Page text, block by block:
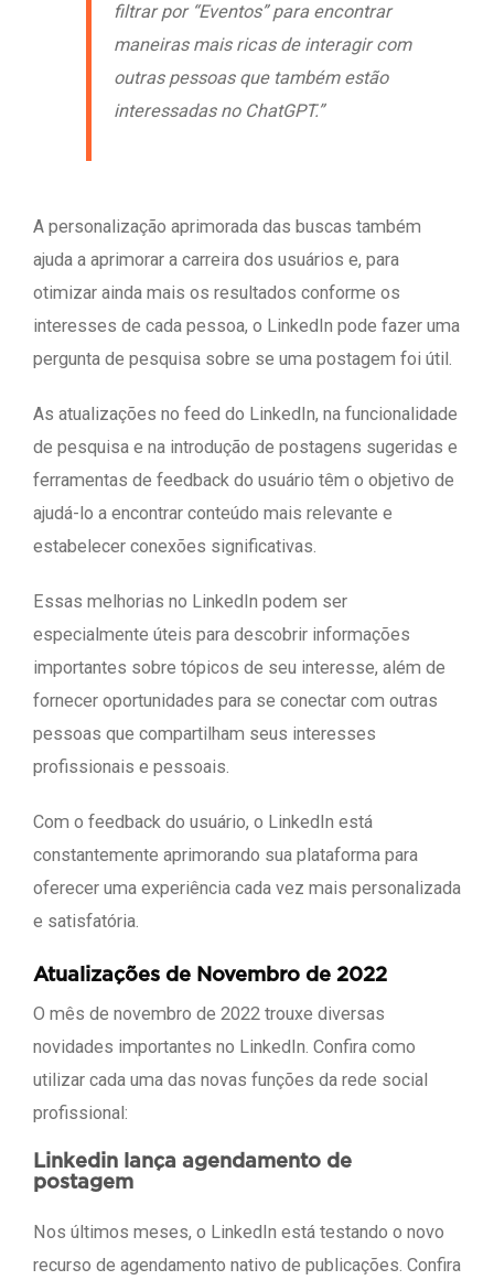
filtrar por “Eventos” para encontrar
maneiras mais ricas de interagir com
outras pessoas que também estão
interessadas no ChatGPT.”
A personalização aprimorada das buscas também
ajuda a aprimorar a carreira dos usuários e, para
otimizar ainda mais os resultados conforme os
interesses de cada pessoa, o LinkedIn pode fazer uma
pergunta de pesquisa sobre se uma postagem foi útil.
As atualizações no feed do LinkedIn, na funcionalidade
de pesquisa e na introdução de postagens sugeridas e
ferramentas de feedback do usuário têm o objetivo de
ajudá-lo a encontrar conteúdo mais relevante e
estabelecer conexões significativas.
Essas melhorias no LinkedIn podem ser
especialmente úteis para descobrir informações
importantes sobre tópicos de seu interesse, além de
fornecer oportunidades para se conectar com outras
pessoas que compartilham seus interesses
profissionais e pessoais.
Com o feedback do usuário, o LinkedIn está
constantemente aprimorando sua plataforma para
oferecer uma experiência cada vez mais personalizada
e satisfatória.
Atualizações de Novembro de 2022
O mês de novembro de 2022 trouxe diversas
novidades importantes no LinkedIn. Confira como
utilizar cada uma das novas funções da rede social
profissional:
Linkedin lança agendamento de
postagem
Nos últimos meses, o LinkedIn está testando o novo
recurso de agendamento nativo de publicações. Confira